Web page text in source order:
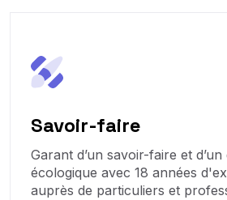
Savoir-faire
Garant d’un savoir-faire et
écologique avec 18 années
auprès de particuliers et